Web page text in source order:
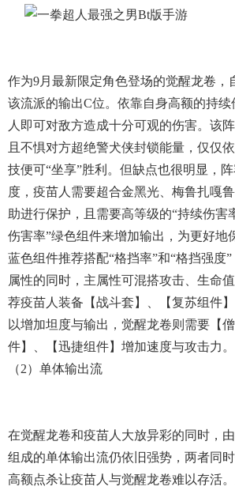
作为9月最新限定角色登场的觉醒龙卷，
该流派的输出C位。依靠自身高额的持
人即可对敌方造成十分可观的伤害。该
且不惧对方超绝警犬侠封锁能量，仅仅
技便可“坐享”胜利。但缺点也很明显，
度，疫苗人需要超合金黑光、梅鲁扎嘎
助进行保护，且需要高等级的“持续伤害
伤害率”绿色组件来增加输出，为更好地
蓝色组件推荐搭配“格挡率”和“格挡强度
属性的同时，主属性可混搭攻击、生命
荐疫苗人装备【战斗套】、【复苏组件】
以增加坦度与输出，觉醒龙卷则需要【
件】、【迅捷组件】增加速度与攻击力。
（2）单体输出流
在觉醒龙卷和疫苗人大放异彩的同时，
组成的单体输出流仍依旧强势，两者同
高额点杀让疫苗人与觉醒龙卷难以存活